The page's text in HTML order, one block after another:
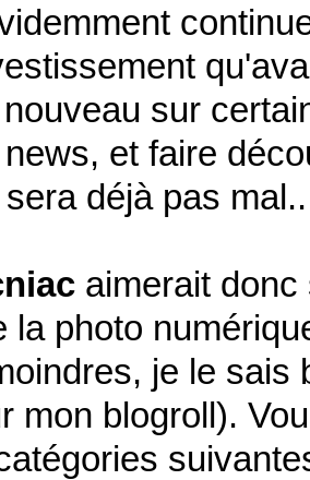
sur
et faire
déjà pas
aimerait donc
la photo
je le sais
mon blogroll).